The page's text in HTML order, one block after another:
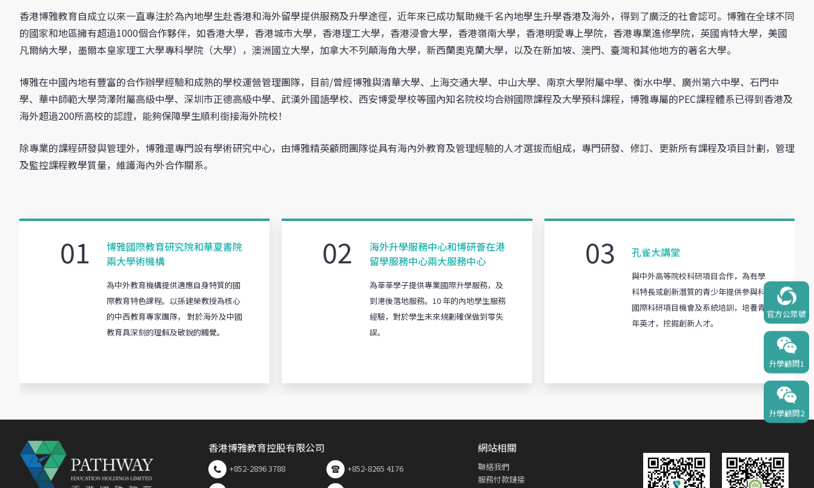
香港博雅教育自成立以來一直專注於為內地學生赴香港和海外留學提供服務及升學途徑，近年來已成功幫助幾千名內地學生升學香港及海外，得到了廣泛的社會認可。博雅在全球不同
的國家和地區擁有超過1000個合作夥伴，如香港大學，香港城市大學，香港理工大學，香港浸會大學，香港嶺南大學，香港明愛專上學院，香港專業進修學院，英國肯特大學，美國
凡爾納大學，墨爾本皇家理工大學專科學院（大學），澳洲國立大學，加拿大不列顛海角大學，新西蘭奧克蘭大學，以及在新加坡、澳門、臺灣和其他地方的著名大學。
博雅在中國內地有豐富的合作辦學經驗和成熟的學校運營管理團隊，目前/曾經博雅與清華大學、上海交通大學、中山大學、南京大學附屬中學、衡水中學、廣州第六中學、石門中
學、華中師範大學菏澤附屬高級中學、深圳市正德高級中學、武漢外國語學校、西安博愛學校等國內知名院校均合辦國際課程及大學預科課程，博雅專屬的PEC課程體系已得到香港及
海外超過200所高校的認證，能夠保障學生順利銜接海外院校！
除專業的課程研發與管理外，博雅還專門設有學術研究中心，由博雅精英顧問團隊從具有海內外教育及管理經驗的人才選拔而組成，專門研發、修訂、更新所有課程及項目計劃，管理
及監控課程教學質量，維護海內外合作關系。
01
博雅國際教育研究院和華夏書院
兩大學術機構
為中外教育機構提供適應自身特質的國
際教育特色課程。以孫建榮教授為核心
的中西教育專家團隊， 對於海外及中國
教育具深刻的理解及敏銳的觸覺。
02
海外升學服務中心和博研薈在港
留學服務中心兩大服務中心
為莘莘學子提供專業國際升學服務，及
到港後落地服務。10 年的內地學生服務
經驗，對於學生未來規劃確保做到零失
誤。
03 孔雀大講堂
與中外高等院校科研項目合作，為有學
科特長或創新潛質的青少年提供參與科
國際科研項目機會及系統培訓，培養青
年英才，挖掘創新人才。
官方公眾號
升學顧問1
升學顧問2
香港博雅教育控股有限公司
+852-2896 3788
+852-8265 4176
網站相關
聯絡我們
服務付款鏈接